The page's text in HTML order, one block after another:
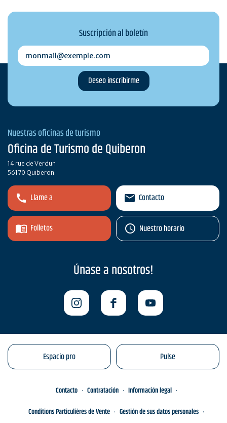
Suscripción al boletín
monmail@exemple.com
Nuestras oficinas de turismo
Oficina de Turismo de Quiberon
14 rue de Verdun
56170 Quiberon
Llame a
Folletos
Contacto
Nuestro horario
Únase a nosotros!
Espacio pro Pulse
Contacto Contratación
Información legal
Conditions Particulières de Vente
Gestión de sus datos personales